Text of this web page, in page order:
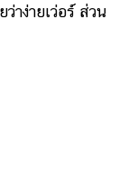
าง่ายเว่อร์ ส่วน